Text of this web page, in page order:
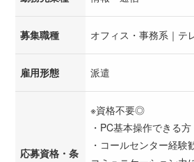
募集職種 オフィス・事務系｜テ
雇用形態 派遣
応募資格・条
※資格不要◎
・PC基本操作できる方
・コールセンター経